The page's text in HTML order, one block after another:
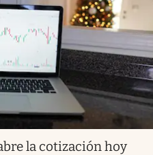
la cotización hoy